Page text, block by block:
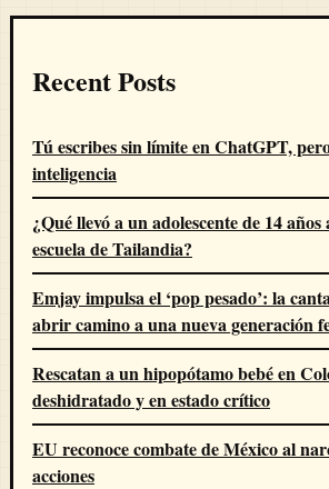
Recent Posts
Tú escribes sin límite en ChatGPT,
inteligencia
¿Qué llevó a un adolescente de 14
escuela de Tailandia?
Emjay impulsa el ‘pop pesado’: la
abrir camino a una nueva generación
Rescatan a un hipopótamo bebé en
deshidratado y en estado crítico
EU reconoce combate de México al
acciones